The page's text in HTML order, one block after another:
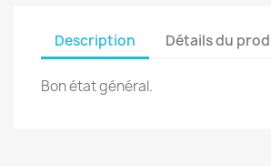
Description Détails du
Bon état général.